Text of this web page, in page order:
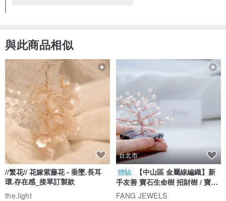
與此商品相似
//繁花// 花嫁紫藤花 - 垂墜.長耳
環.存在感_接單訂製款
the.light
台北市
體驗
【中山區 金屬線編織】新
手友善 寶石生命樹 招財樹 / 寶石
自選
FANG JEWELS